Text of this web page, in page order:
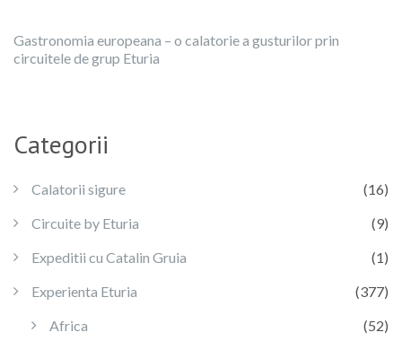
Gastronomia europeana – o calatorie a gusturilor prin
circuitele de grup Eturia
Categorii
Calatorii sigure
(16)
Circuite by Eturia
(9)
Expeditii cu Catalin Gruia
(1)
Experienta Eturia
(377)
Africa
(52)